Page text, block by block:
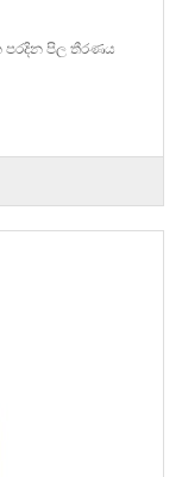
පිල තීරණය